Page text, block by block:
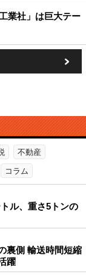
業社」は巨大テー
不動産
コラム
ル、重さ5トンの
裏側 輸送時間短縮
躍